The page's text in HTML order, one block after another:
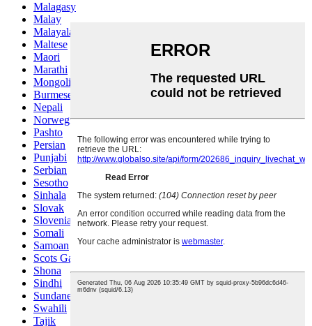
Malagasy
Malay
Malayalam
Maltese
Maori
Marathi
Mongolian
Burmese
Nepali
Norwegian
Pashto
Persian
Punjabi
Serbian
Sesotho
Sinhala
Slovak
Slovenian
Somali
Samoan
Scots Gaelic
Shona
Sindhi
Sundanese
Swahili
Tajik